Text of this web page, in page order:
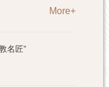
More+
名匠”